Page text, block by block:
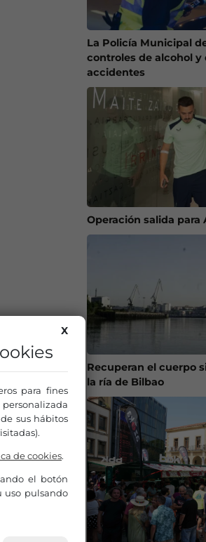
La Policía Municipal
controles de alcohol y
accidentes
Operación salida para
Recuperan el cuerpo
la ría de Bilbao
X
para fines
sus hábitos
de cookies.
el botón
uso pulsando